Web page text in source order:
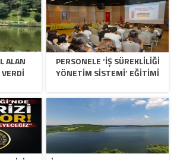
ALAN
PERSONELE ‘İŞ SÜREKLİLİĞİ
YÖNETİM SİSTEMİ’ EĞİTİMİ